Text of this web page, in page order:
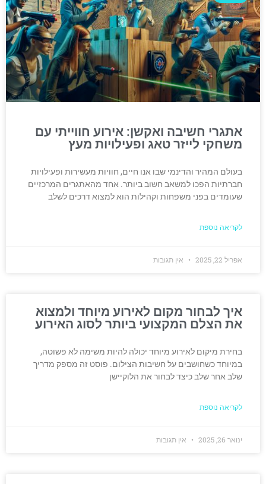
אתגרי חשיבה ואקשן: אירוע חווייתי עם
משחקי לייזר טאג ופעילויות מעץ
בעולם המהיר והדינמי שבו אנו חיים, חוויות מעשירות ופעילויות
חברתיות הפכו למשאב חשוב ביותר. אחד מהאתגרים המרכזיים
שעומדים בפני משפחות וקהילות הוא למצוא דרכים לשלב
לקריאה נוספת
אפריל 22, 2025 אין תגובות
איך לבחור מקום לאירוע מיוחד ולמצוא
את הצלם המקצועי ביותר לסוג האירוע
בחירת מיקום לאירוע מיוחד יכולה להיות משימה לא פשוטה,
במיוחד כשחושבים על חשיבות הצילום. פוסט זה מספק מדריך
שלב אחר שלב כיצד לבחור את הלוקיישן
לקריאה נוספת
ינואר 26, 2025 אין תגובות